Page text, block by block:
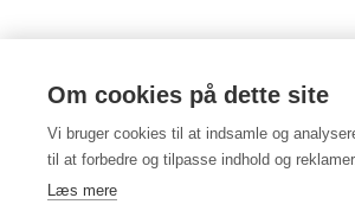
Om cookies på dette site
Vi bruger cookies til at indsamle og
til at forbedre og tilpasse indhold og
Læs mere